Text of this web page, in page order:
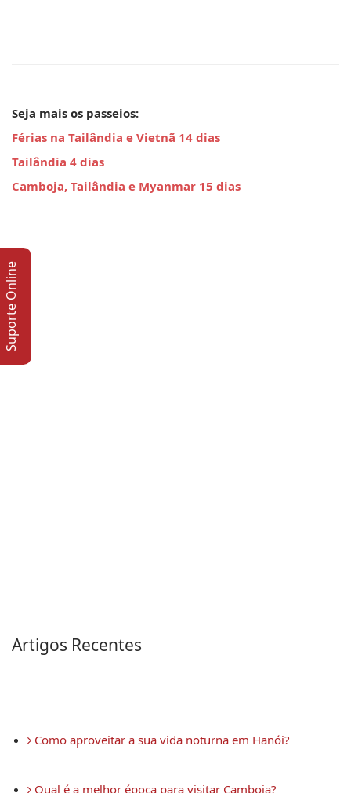
Seja mais os passeios:
Férias na Tailândia e Vietnã 14 dias
Tailândia 4 dias
Camboja, Tailândia e Myanmar 15 dias
Artigos Recentes
Como aproveitar a sua vida noturna em Hanói?
Qual é a melhor época para visitar Camboja?
Suporte Online